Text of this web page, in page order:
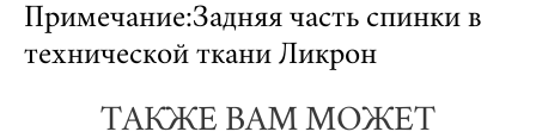
Примечание:Задняя часть спинки в
технической ткани Ликрон
ТАКЖЕ ВАМ МОЖЕТ